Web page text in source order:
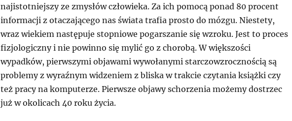
najistotniejszy ze zmysłów człowieka. Za ich pomocą ponad 80 procent
informacji z otaczającego nas świata trafia prosto do mózgu. Niestety,
wraz wiekiem następuje stopniowe pogarszanie się wzroku. Jest to proces
fizjologiczny i nie powinno się mylić go z chorobą. W większości
wypadków, pierwszymi objawami wywołanymi starczowzrocznością są
problemy z wyraźnym widzeniem z bliska w trakcie czytania książki czy
też pracy na komputerze. Pierwsze objawy schorzenia możemy dostrzec
już w okolicach 40 roku życia.